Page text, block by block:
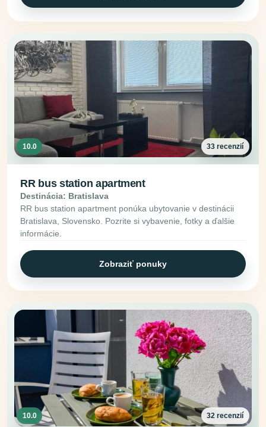
10.0 33 recenzií
RR bus station apartment
Destinácia: Bratislava
RR bus station apartment ponúka ubytovanie v destinácii
Bratislava, Slovensko. Pozrite si vybavenie, fotky a ďalšie
informácie.
Zobraziť ponuky
10.0 32 recenzií